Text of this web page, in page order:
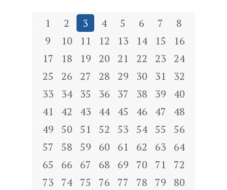
1 2 3 4 5 6 7
8
9
10 11 12 13 14 15
16
17
18 19 20 21 22 23
24
25
26 27 28 29 30 31
32
33
34 35 36 37 38 39
40
41
42 43 44 45 46 47
48
49
50 51 52 53 54 55
56
57
58 59 60 61 62 63
64
65
66 67 68 69 70 71
72
73
74 75 76 77 78 79
80